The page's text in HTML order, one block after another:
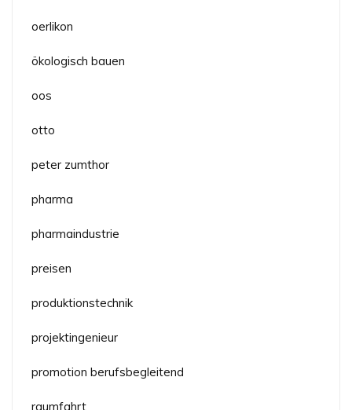
oerlikon
ökologisch bauen
oos
otto
peter zumthor
pharma
pharmaindustrie
preisen
produktionstechnik
projektingenieur
promotion berufsbegleitend
raumfahrt